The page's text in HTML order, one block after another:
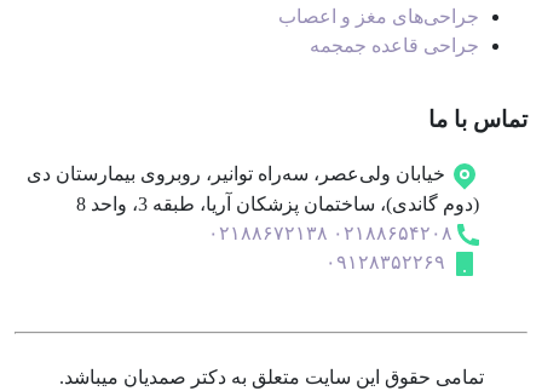
جراحی‌های مغز و اعصاب
جراحی قاعده جمجمه
تماس با ما
خیابان ولی‌عصر، سه‌راه توانیر، روبروی بیمارستان دی
(دوم گاندی)، ساختمان پزشکان آریا، طبقه 3، واحد 8
۰۲۱۸۸۶۵۴۲۰۸ ۰۲۱۸۸۶۷۲۱۳۸
۰۹۱۲۸۳۵۲۲۶۹
تمامی حقوق این سایت متعلق به دکتر صمدیان میباشد.